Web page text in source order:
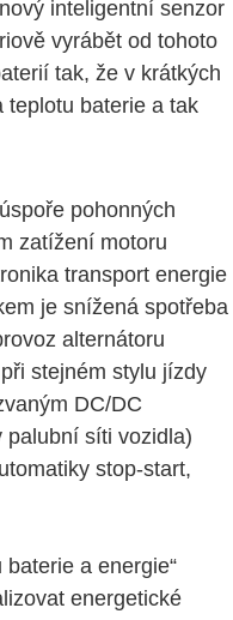
inteligentní senzor
vyrábět od tohoto
tak, že v krátkých
teplotu baterie a tak
pohonných
zatížení motoru
transport energie
je snížená spotřeba
alternátoru
stejném stylu jízdy
DC/DC
palubní síti vozidla)
stop-start,
a energie“
energetické